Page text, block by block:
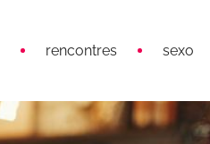
rencontres sexo